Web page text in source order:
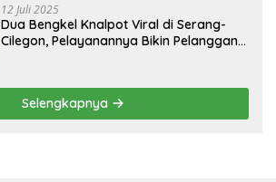
12 Juli 2025
Dua Bengkel Knalpot Viral di Serang-
Cilegon, Pelayanannya Bikin Pelanggan
Selengkapnya